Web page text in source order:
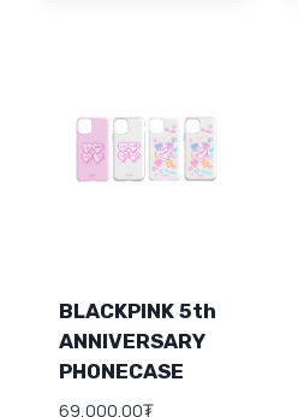
BLACKPINK 5th
ANNIVERSARY
PHONECASE
69,000.00₮